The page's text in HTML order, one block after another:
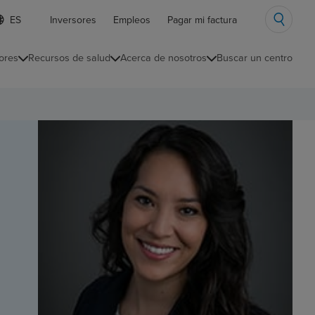
Inversores Empleos Pagar mi factura
Recursos de salud Acerca de nosotros Buscar un centro